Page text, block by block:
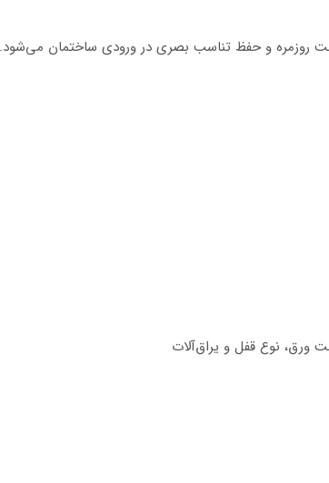
روزمره و حفظ تناسب بصری در ورودی ساختمان می‌شود.
ورق، نوع قفل و یراق‌آلات